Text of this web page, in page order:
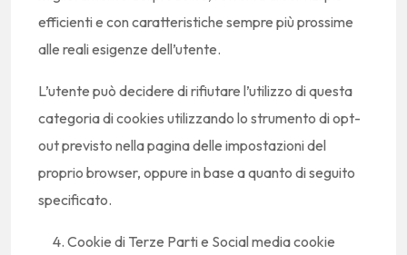
efficienti e con caratteristiche sempre più prossime
alle reali esigenze dell’utente.
L’utente può decidere di rifiutare l’utilizzo di questa
categoria di cookies utilizzando lo strumento di opt-
out previsto nella pagina delle impostazioni del
proprio browser, oppure in base a quanto di seguito
specificato.
Cookie di Terze Parti e Social media cookie